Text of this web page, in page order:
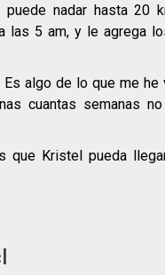
puede nadar hasta
las 5 am, y le agrega
Es algo de lo que me
cuantas semanas
que Kristel pueda